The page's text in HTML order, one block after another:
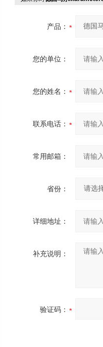
产品：
您的单位：
您的姓名：
联系电话：
常用邮箱：
省份：
详细地址：
补充说明：
验证码：